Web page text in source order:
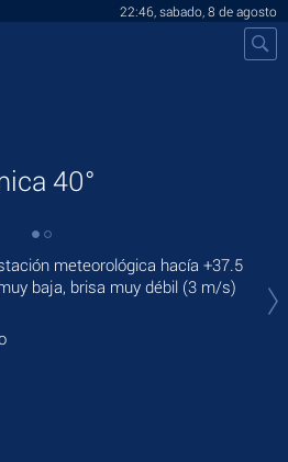
22:46, sabado, 8 de agosto
40°
meteorológica hacía +37.5
baja, brisa muy débil (3 m/s)